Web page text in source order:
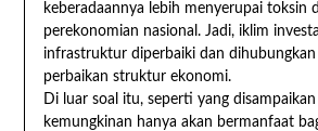
keberadaannya lebih menyerupai toksin
perekonomian nasional. Jadi, iklim
infrastruktur diperbaiki dan
perbaikan struktur ekonomi.
Di luar soal itu, seperti yang
kemungkinan hanya akan bermanfaat